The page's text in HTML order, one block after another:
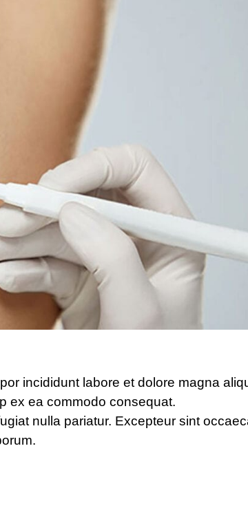
incididunt labore et dolore magna
ex ea commodo consequat.
nulla pariatur. Excepteur sint